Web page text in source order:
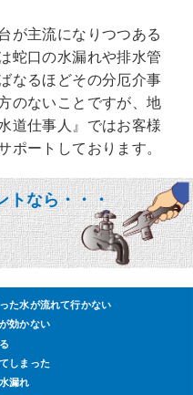
が主流になりつつある
蛇口の水漏れや排水管
なるほどその分厄介事
のないことですが、地
道仕事人』ではお客様
ポートしております。
トなら・・・
た水が流れて行かない
効かない
しまった
漏れ